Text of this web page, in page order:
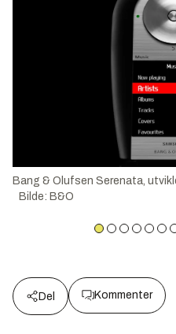
Bang & Olufsen Serenata,
Bilde: B&O
Del Kommenter